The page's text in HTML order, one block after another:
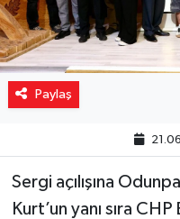
Paylaş
Sergi açılışına
Kurt’un yanı sıra